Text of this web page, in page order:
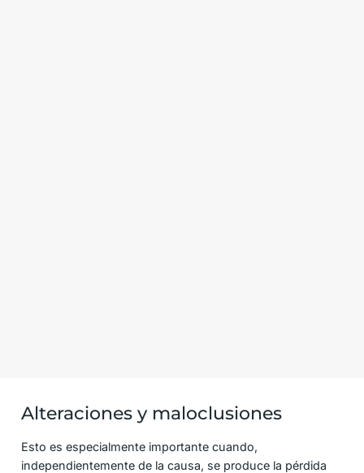
Alteraciones y maloclusiones
Esto es especialmente importante cuando,
independientemente de la causa, se produce la pérdida